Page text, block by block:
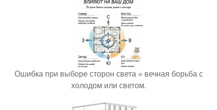
Ошибка при выборе сторон света = вечная борьба с
холодом или светом.